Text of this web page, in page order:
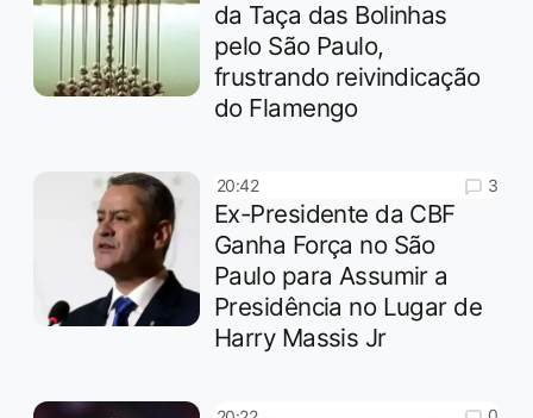
da Taça das Bolinhas
pelo São Paulo,
frustrando reivindicação
do Flamengo
20:42 3
Ex-Presidente da CBF
Ganha Força no São
Paulo para Assumir a
Presidência no Lugar de
Harry Massis Jr